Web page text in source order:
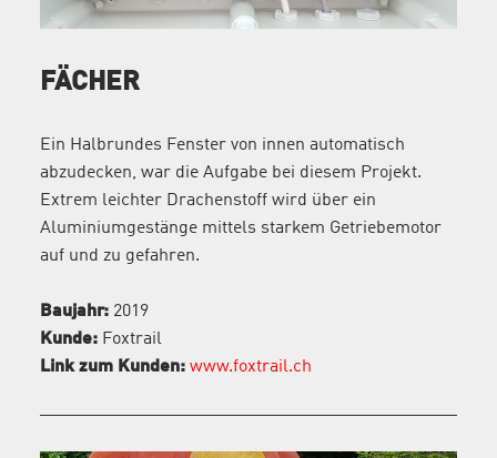
FÄCHER
Ein Halbrundes Fenster von innen automatisch
abzudecken, war die Aufgabe bei diesem Projekt.
Extrem leichter Drachenstoff wird über ein
Aluminiumgestänge mittels starkem Getriebemotor
auf und zu gefahren.
Baujahr:2019
Kunde:Foxtrail
Link zum Kunden: www.foxtrail.ch